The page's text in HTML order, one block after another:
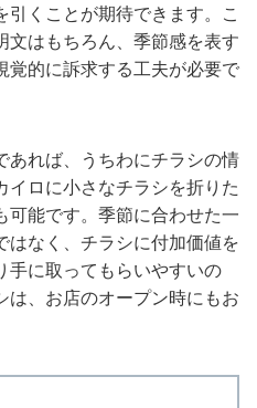
くことが期待できます。こ
文はもちろん、季節感を表す
覚的に訴求する工夫が必要で
あれば、うちわにチラシの情
ロに小さなチラシを折りた
可能です。季節に合わせた一
はなく、チラシに付加価値を
手に取ってもらいやすいの
は、お店のオープン時にもお